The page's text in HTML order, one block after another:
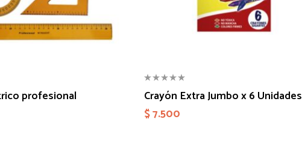
profesional
Crayón Extra Jumbo x 6 Unidades
$7.500